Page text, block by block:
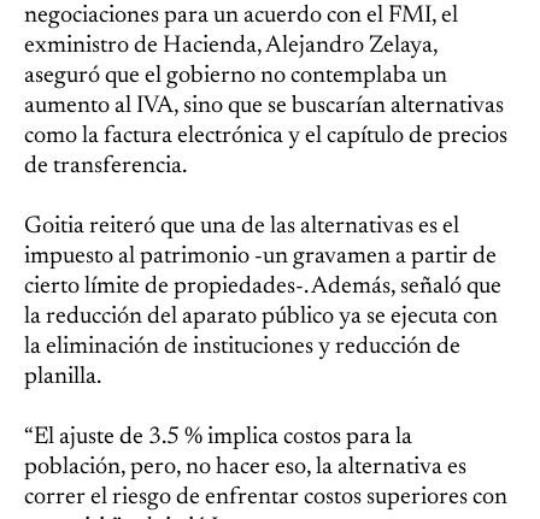
negociaciones para un acuerdo con el FMI, el
exministro de Hacienda, Alejandro Zelaya,
aseguró que el gobierno no contemplaba un
aumento al IVA, sino que se buscarían alternativas
como la factura electrónica y el capítulo de precios
de transferencia.
Goitia reiteró que una de las alternativas es el
impuesto al patrimonio -un gravamen a partir de
cierto límite de propiedades-. Además, señaló que
la reducción del aparato público ya se ejecuta con
la eliminación de instituciones y reducción de
planilla.
“El ajuste de 3.5 % implica costos para la
población, pero, no hacer eso, la alternativa es
correr el riesgo de enfrentar costos superiores con